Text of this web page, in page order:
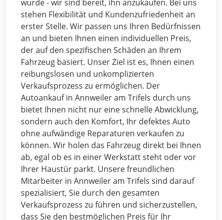
wurde - wir sind bereit, ihn anzukaufen. Bei uns
stehen Flexibilität und Kundenzufriedenheit an
erster Stelle. Wir passen uns Ihren Bedürfnissen
an und bieten Ihnen einen individuellen Preis,
der auf den spezifischen Schäden an Ihrem
Fahrzeug basiert. Unser Ziel ist es, Ihnen einen
reibungslosen und unkomplizierten
Verkaufsprozess zu ermöglichen. Der
Autoankauf in Annweiler am Trifels durch uns
bietet Ihnen nicht nur eine schnelle Abwicklung,
sondern auch den Komfort, Ihr defektes Auto
ohne aufwändige Reparaturen verkaufen zu
können. Wir holen das Fahrzeug direkt bei Ihnen
ab, egal ob es in einer Werkstatt steht oder vor
Ihrer Haustür parkt. Unsere freundlichen
Mitarbeiter in Annweiler am Trifels sind darauf
spezialisiert, Sie durch den gesamten
Verkaufsprozess zu führen und sicherzustellen,
dass Sie den bestmöglichen Preis für Ihr